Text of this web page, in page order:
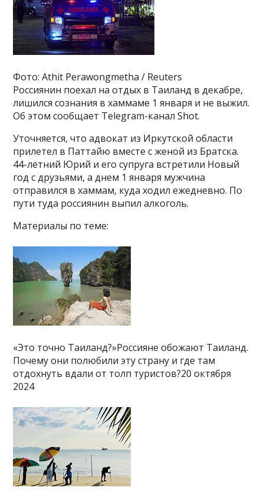
Фото: Athit Perawongmetha / Reuters
Россиянин поехал на отдых в Таиланд в декабре,
лишился сознания в хаммаме 1 января и не выжил.
Об этом сообщает Telegram-канал Shot.
Уточняется, что адвокат из Иркутской области
прилетел в Паттайю вместе с женой из Братска.
44-летний Юрий и его супруга встретили Новый
год с друзьями, а днем 1 января мужчина
отправился в хаммам, куда ходил ежедневно. По
пути туда россиянин выпил алкоголь.
Материалы по теме:
«Это точно Таиланд?»Россияне обожают Таиланд.
Почему они полюбили эту страну и где там
отдохнуть вдали от толп туристов?20 октября
2024